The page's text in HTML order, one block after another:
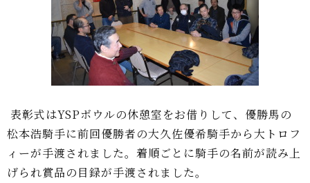
表彰式はYSPボウルの休憩室をお借りして、優勝馬の
松本浩騎手に前回優勝者の大久佐優希騎手から大トロフ
ィーが手渡されました。着順ごとに騎手の名前が読み上
げられ賞品の目録が手渡されました。